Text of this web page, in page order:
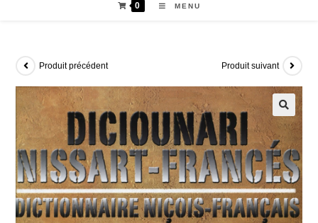
0 MENU
Produit précédent Produit suivant